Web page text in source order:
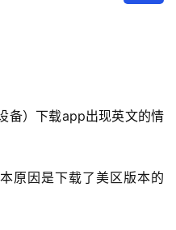
备）下载app出现英文的情
原因是下载了美区版本的